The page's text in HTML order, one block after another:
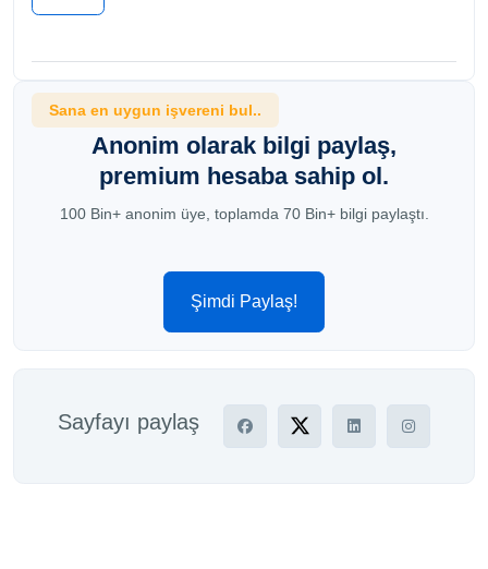
Sana en uygun işvereni bul..
Anonim olarak bilgi paylaş,
premium hesaba sahip ol.
100 Bin+ anonim üye, toplamda 70 Bin+ bilgi paylaştı.
Şimdi Paylaş!
Sayfayı paylaş